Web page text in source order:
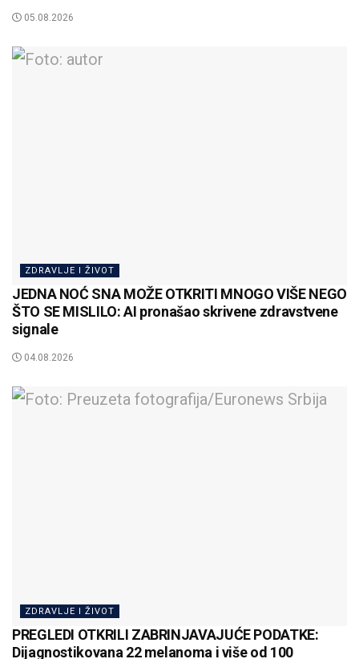
05.08.2026
ZDRAVLJE I ŽIVOT
JEDNA NOĆ SNA MOŽE OTKRITI MNOGO VIŠE NEGO
ŠTO SE MISLILO: AI pronašao skrivene zdravstvene
signale
04.08.2026
ZDRAVLJE I ŽIVOT
PREGLEDI OTKRILI ZABRINJAVAJUĆE PODATKE:
Dijagnostikovana 22 melanoma i više od 100